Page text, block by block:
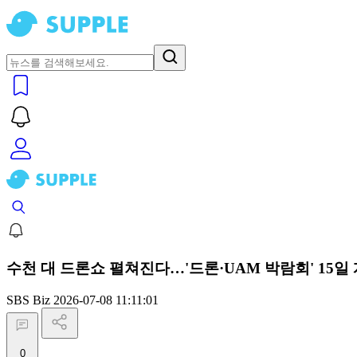
수천 대 드론쇼 펼쳐진다…'드론·UAM 박람회' 15일
SBS Biz 2026-07-08 11:11:01
0